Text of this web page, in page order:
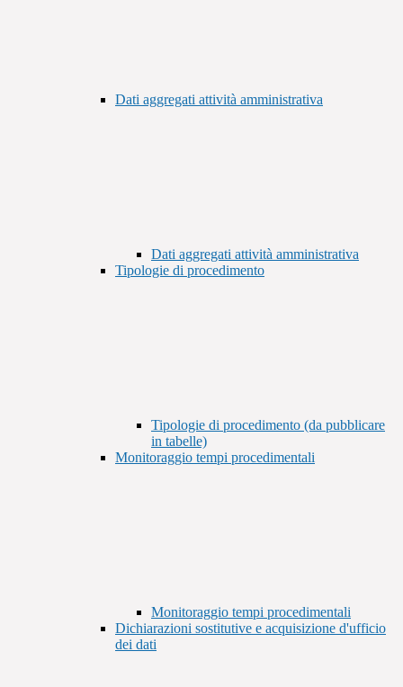
Dati aggregati attività amministrativa
Dati aggregati attività amministrativa
Tipologie di procedimento
Tipologie di procedimento (da pubblicare
in tabelle)
Monitoraggio tempi procedimentali
Monitoraggio tempi procedimentali
Dichiarazioni sostitutive e acquisizione d'ufficio
dei dati